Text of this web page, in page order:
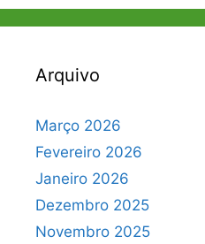
Arquivo
Março 2026
Fevereiro 2026
Janeiro 2026
Dezembro 2025
Novembro 2025